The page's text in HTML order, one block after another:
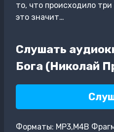
то, что происходило
это значит…
Слушать
Бога (Николай
Форматы: MP3,M4B